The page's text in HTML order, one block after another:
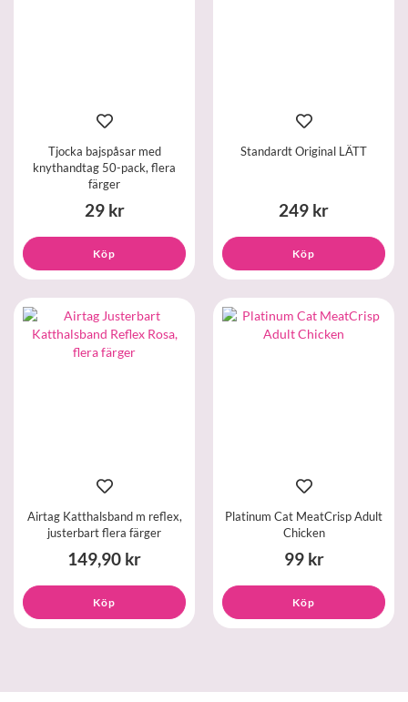
Tjocka bajspåsar med
knythandtag 50-pack, flera
färger
29 kr
Köp
Standardt Original LÄTT
249 kr
Köp
Airtag Katthalsband m reflex,
justerbart flera färger
149,90 kr
Köp
Platinum Cat MeatCrisp Adult
Chicken
99 kr
Köp